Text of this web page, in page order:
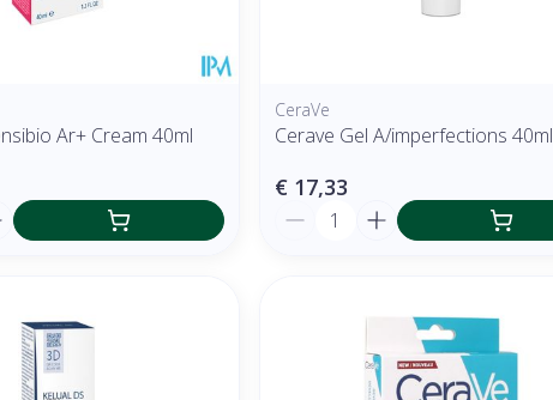
Ar+ Cream 40ml
CeraVe
Cerave Gel A/imperfections 40ml
€ 17,33
Aantal